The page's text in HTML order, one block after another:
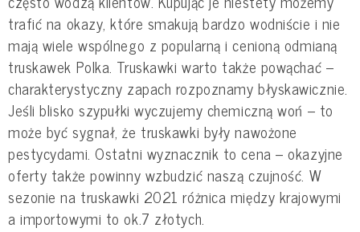
trafić na okazy, które smakują bardzo wodniście i nie
mają wiele wspólnego z popularną i cenioną odmianą
truskawek Polka. Truskawki warto także powąchać –
charakterystyczny zapach rozpoznamy błyskawicznie.
Jeśli blisko szypułki wyczujemy chemiczną woń – to
może być sygnał, że truskawki były nawożone
pestycydami. Ostatni wyznacznik to cena – okazyjne
oferty także powinny wzbudzić naszą czujność. W
sezonie na truskawki 2021 różnica między krajowymi
a importowymi to ok.7 złotych.